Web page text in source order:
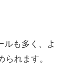
ルも多く、よ
れます。